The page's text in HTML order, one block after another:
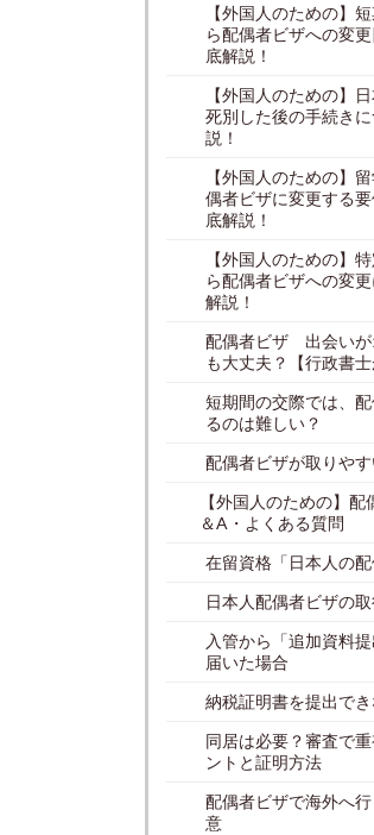
【外国人のための】
ら配偶者ビザへの変
底解説！
【外国人のための】
死別した後の手続き
説！
【外国人のための】
偶者ビザに変更する
底解説！
【外国人のための】
ら配偶者ビザへの変
解説！
配偶者ビザ 出会いが
も大丈夫？【行政書士
短期間の交際では、
るのは難しい？
配偶者ビザが取りや
【外国人のための】
＆A・よくある質問
在留資格「日本人の
日本人配偶者ビザの
入管から「追加資料
届いた場合
納税証明書を提出で
同居は必要？審査で
ントと証明方法
配偶者ビザで海外へ
意